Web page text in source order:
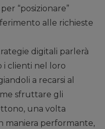
“posizionare”
alle richieste
digitali parlerà
i clienti nel loro
a recarsi al
sfruttare gli
una volta
maniera performante,